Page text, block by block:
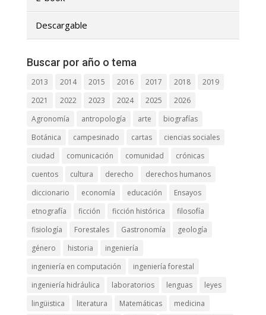
Descargable
Buscar por año o tema
2013 2014 2015 2016 2017 2018
2019
2021
2022 2023 2024 2025
2026
Agronomía
antropología arte
biografías
Botánica
campesinado cartas
ciencias sociales
ciudad
comunicación comunidad
crónicas
cuentos
cultura derecho
derechos humanos
diccionario
economía educación
Ensayos
etnografía
ficción ficción histórica
filosofía
fisiología
Forestales Gastronomía
geología
género
historia
ingeniería
ingeniería en computación
ingeniería forestal
ingeniería hidráulica
laboratorios lenguas
leyes
lingüistica
literatura Matemáticas
medicina